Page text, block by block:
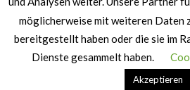
MuuhEvent|
Management
möglicherweise mit weiteren Daten
bereitgestellt haben oder die sie im
Dienste gesammelt haben.
Akzeptieren